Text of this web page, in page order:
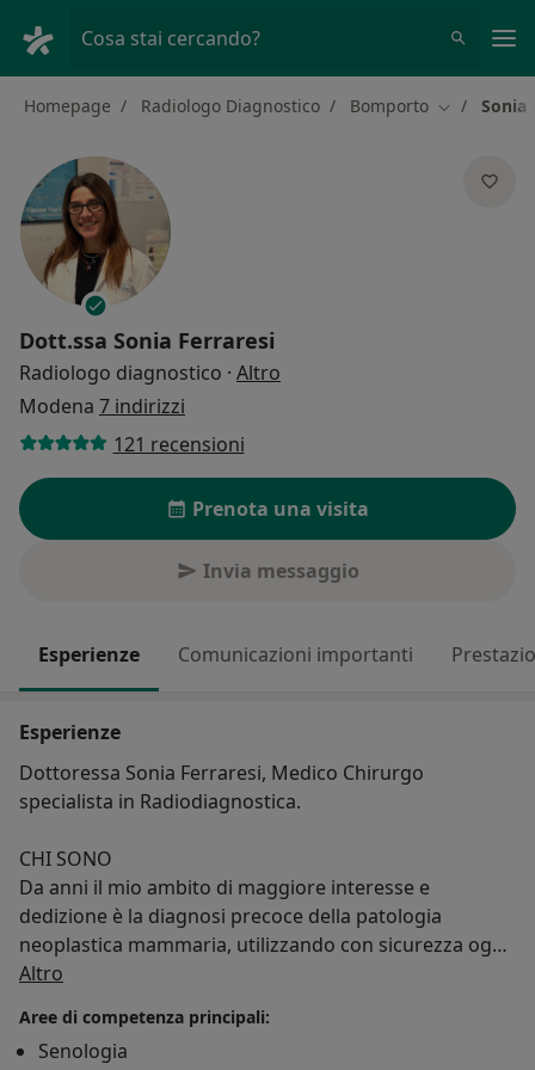
Cosa stai cercando?
Homepage Radiologo Diagnostico Bomporto Cambia città
Sonia
Dott.ssa Sonia Ferraresi
Radiologo diagnostico · Altro
Modena 7 indirizzi
121 recensioni
Prenota una visita
Invia messaggio
Esperienze Comunicazioni importanti
Esperienze
Dottoressa Sonia Ferraresi, Medico Chirurgo
specialista in Radiodiagnostica.
CHI SONO
Da anni il mio ambito di maggiore interesse e
dedizione è la diagnosi precoce della patologia
neoplastica mammaria, utilizzando con sicurezza ogni
strumento diagnostico (visita, mammografia,
con estrema confidenza, trattandosi di indagini che
svolgo routinariamente da anni.
Altro
Aree di competenza principali:
Senologia